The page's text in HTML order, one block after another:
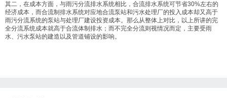
其二，在成本方面，与雨污分流排水系统相比，合流排水系统可节省30%左右的
经济成本，而合流制排水系统对应地合流泵站和污水处理厂的投入成本却又高于
雨污分流系统的泵站与处理厂建设投资成本。那么从整体上对比，以上所讲的完
全分流系统成本就高于合流体制排水；而不完全分流则视情况而定，主要受雨
水、污水泵站的建造以及管道铺设的影响。